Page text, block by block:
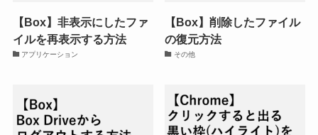
【Box】非表示にしたファ
イルを再表示する方法
アプリケーション
【Box】削除したファイル
の復元方法
その他